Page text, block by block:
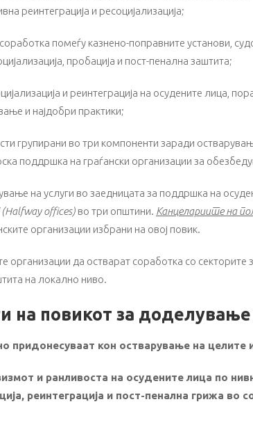
реинтеграција и ресоцијализација;
помеѓу казнено-поправните установи,
пробација и пост-пенална заштита;
и реинтеграција на осудените лица,
и најдобри практики;
групирани во три компоненти заради
поддршка на граѓански организации за
на услуги во заедницата за поддршка на
Halfway offices) во три општини. Канцелариите на
организации избрани на овој повик.
да остварат соработка со секторите
на локално ниво.
на повикот за доделување
придонесуваат кон остварување на целите
и ранливоста на осудените лица по
реинтеграција и пост-пенална грижа во